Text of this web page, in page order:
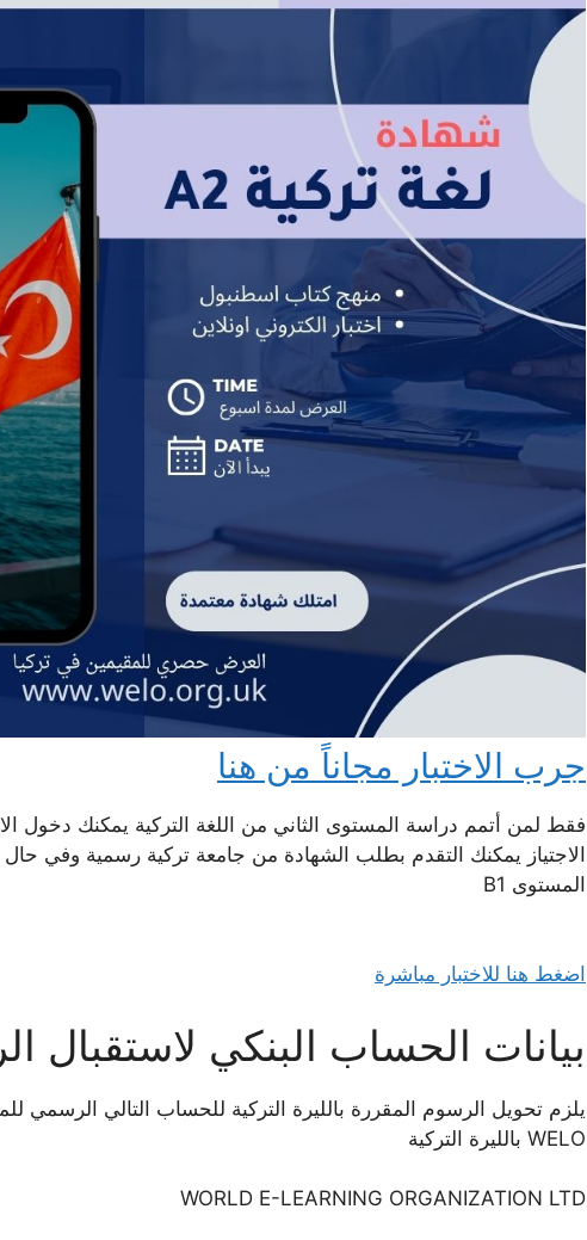
جرب الاختبار مجاناً من هنا
فقط لمن أتمم دراسة المستوى الثاني من اللغة التركية يمكنك دخول
الاجتياز يمكنك التقدم بطلب الشهادة من جامعة تركية رسمية وفي
المستوى B1
اضغط هنا للاختبار مباشرة
بيانات الحساب البنكي لاستقبال
يلزم تحويل الرسوم المقررة بالليرة التركية للحساب التالي الرسمي
WELO بالليرة التركية
WORLD E-LEARNING ORGANIZATION LTD